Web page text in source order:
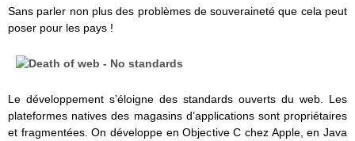
Sans parler non plus des problèmes de souveraineté que cela peut
poser pour les pays !
Le développement s’éloigne des standards ouverts du web. Les
plateformes natives des magasins d’applications sont propriétaires
et fragmentées. On développe en Objective C chez Apple, en Java